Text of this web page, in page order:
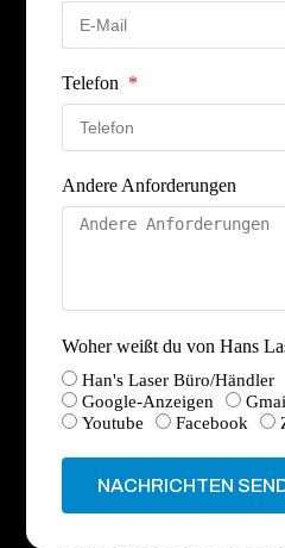
Telefon
Andere Anforderungen
Woher weißt du von Hans
Han's Laser Büro/Händler
Google-Anzeigen
Youtube
Facebook
NACHRICHTEN